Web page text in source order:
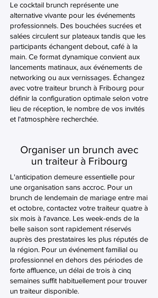
Le cocktail brunch représente une
alternative vivante pour les événements
professionnels. Des bouchées sucrées et
salées circulent sur plateaux tandis que les
participants échangent debout, café à la
main. Ce format dynamique convient aux
lancements matinaux, aux événements de
networking ou aux vernissages. Échangez
avec votre traiteur brunch à Fribourg pour
définir la configuration optimale selon votre
lieu de réception, le nombre de vos invités
et l'atmosphère recherchée.
Organiser un brunch avec
un traiteur à Fribourg
L'anticipation demeure essentielle pour
une organisation sans accroc. Pour un
brunch de lendemain de mariage entre mai
et octobre, contactez votre traiteur quatre à
six mois à l'avance. Les week-ends de la
belle saison sont rapidement réservés
auprès des prestataires les plus réputés de
la région. Pour un événement familial ou
professionnel en dehors des périodes de
forte affluence, un délai de trois à cinq
semaines suffit habituellement pour trouver
un traiteur disponible.